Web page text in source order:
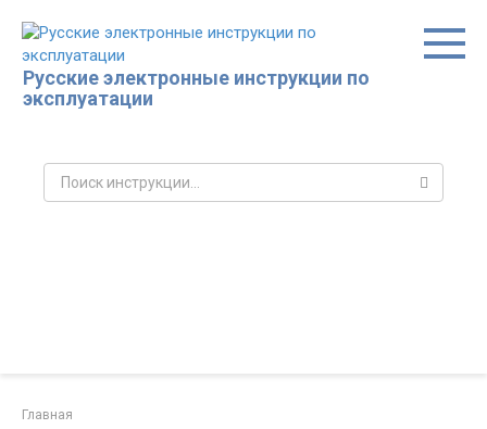
контенту
Русские электронные инструкции по
эксплуатации
Поиск:
Главная